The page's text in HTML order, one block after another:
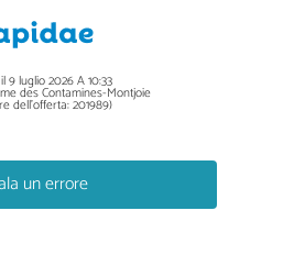
9 luglio 2026 A 10:33
des Contamines-Montjoie
dell'offerta:201989)
un errore